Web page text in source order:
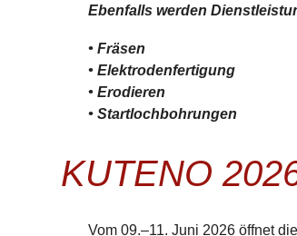
Ebenfalls werden
• Fräsen
• Elektrodenfertigung
• Erodieren
• Startlochbohrungen
KUTENO
Vom 09.–11. Juni 2026 öffnet